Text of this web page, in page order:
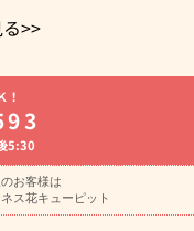
>>
生日フラワーギフト特集
業祝い
悔やみの花
胡蝶蘭・花鉢
り ギフト・プレゼント
ベント
お盆 花（新
・お供え 花とセットギ
！
5:30
お客様は
ネス花キューピット